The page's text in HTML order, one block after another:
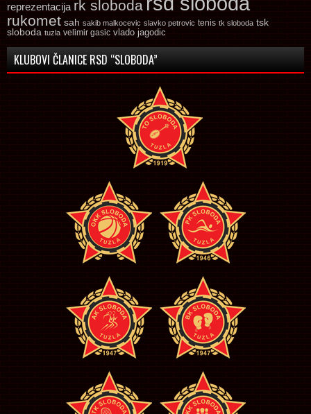
reprezentacija rk sloboda
rukomet sah sakib malkocevic slavko petrovic tenis tk sloboda tsk
sloboda tuzla velimir gasic vlado jagodic
KLUBOVI ČLANICE RSD “SLOBODA”